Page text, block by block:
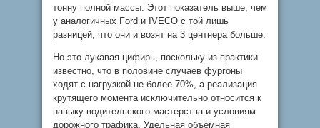
тонну полной массы. Этот показатель выше, чем
у аналогичных Ford и IVECO с той лишь
разницей, что они и возят на 3 центнера больше.
Но это лукавая цифирь, поскольку из практики
известно, что в половине случаев фургоны
ходят с нагрузкой не более 70%, а реализация
крутящего момента исключительно относится к
навыку водительского мастерства и условиям
дорожного трафика. Удельная объёмная